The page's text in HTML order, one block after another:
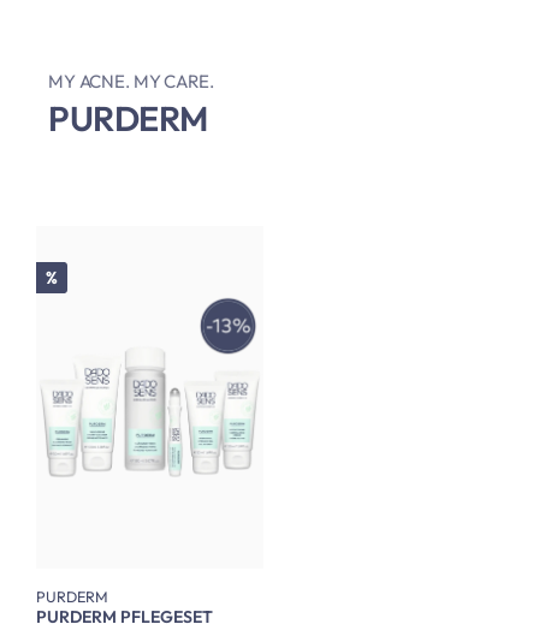
MY ACNE. MY CARE.
PURDERM
Rabatt
%
PURDERM
PURDERM PFLEGESET